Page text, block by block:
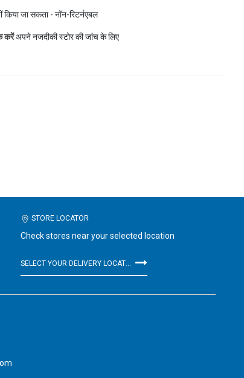
किया जा सकता - नॉन-रिटर्नएबल
करेंअपने नजदीकी स्टोर की जांच के लिए
STORE LOCATOR
Check stores near your selected location